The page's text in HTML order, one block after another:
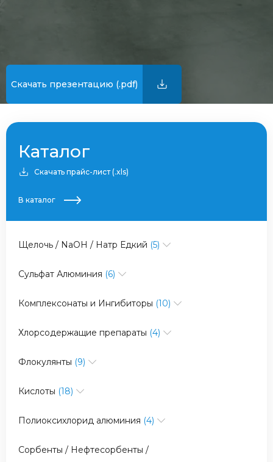
Скачать презентацию (.pdf)
Каталог
Скачать прайс-лист (.xls)
В каталог
Щелочь / NaOH / Натр Едкий (5)
Сульфат Алюминия (6)
Комплексонаты и Ингибиторы (10)
Хлорсодержащие препараты (4)
Флокулянты (9)
Кислоты (18)
Полиоксихлорид алюминия (4)
Сорбенты / Нефтесорбенты /